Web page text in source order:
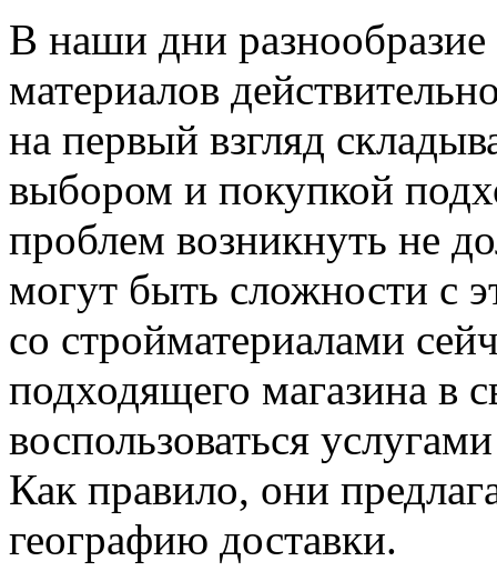
В наши дни
материалов
на первый взгляд
выбором и покупкой
проблем возникнуть не
могут быть сложности с
со стройматериалами
подходящего магазина в
воспользоваться
Как правило, они
географию доставки.